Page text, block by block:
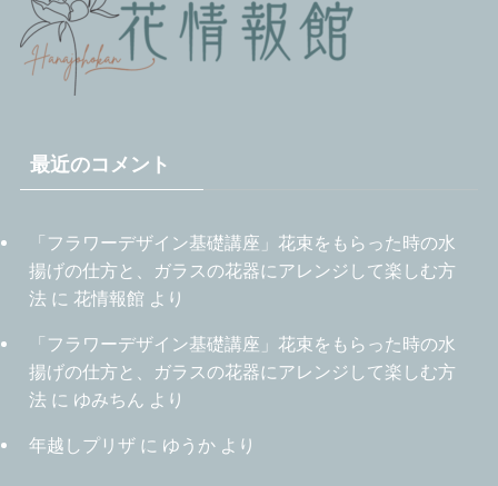
最近のコメント
「フラワーデザイン基礎講座」花束をもらった時の水
揚げの仕方と、ガラスの花器にアレンジして楽しむ方
法に 花情報館 より
「フラワーデザイン基礎講座」花束をもらった時の水
揚げの仕方と、ガラスの花器にアレンジして楽しむ方
法に ゆみちん より
年越しプリザに ゆうかより